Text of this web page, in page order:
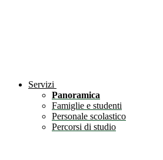
Servizi
Panoramica
Famiglie e studenti
Personale scolastico
Percorsi di studio